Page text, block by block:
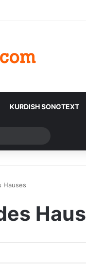
KURDISH SONGTEXT
nach
Hauses